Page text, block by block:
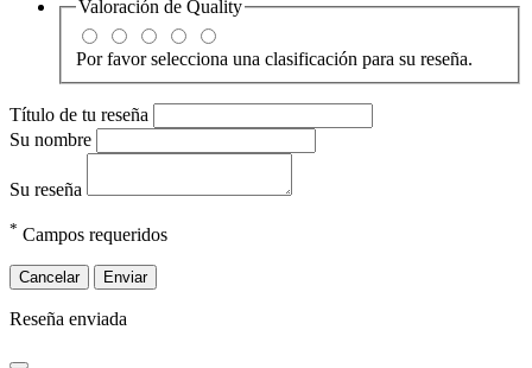
Valoración de Quality
Por favor selecciona una clasificación para su reseña.
Título de tu reseña
Su nombre
Su reseña
* Campos requeridos
Cancelar Enviar
Reseña enviada